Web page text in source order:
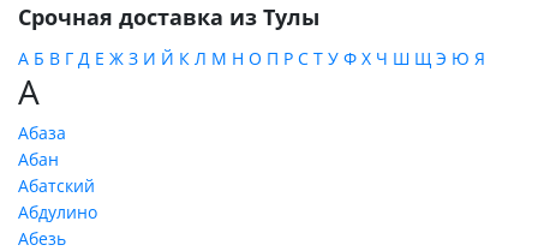
Срочная доставка из Тулы
А Б В Г Д Е Ж З И Й К Л М Н О П Р С Т У Ф Х Ч Ш Щ Э Ю Я
А
Абаза
Абан
Абатский
Абдулино
Абезь